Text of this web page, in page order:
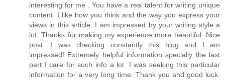
interesting for me . You have a real talent for writing unique
content. I like how you think and the way you express your
views in this article. I am impressed by your writing style a
lot. Thanks for making my experience more beautiful. Nice
post. I was checking constantly this blog and I am
impressed! Extremely helpful information specially the last
part I care for such info a lot. I was seeking this particular
information for a very long time. Thank you and good luck.